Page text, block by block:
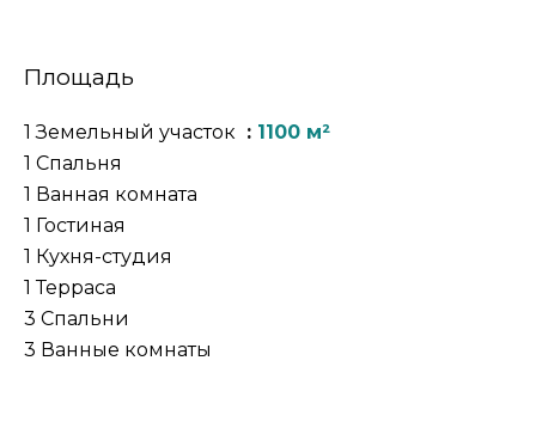
Площадь
1 Земельный участок
1100 м²
1 Спальня
1 Ванная комната
1 Гостиная
1 Кухня-студия
1 Терраса
3 Спальни
3 Ванные комнаты